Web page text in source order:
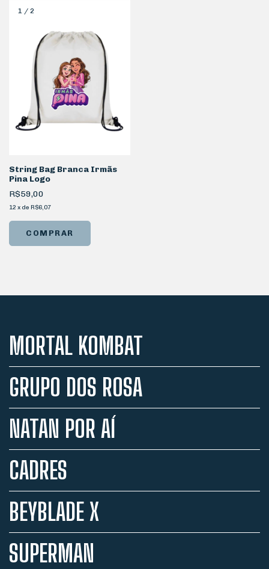
1 / 2
String Bag Branca Irmãs
Pina Logo
R$59,00
12 x de R$6,07
MORTAL KOMBAT
GRUPO DOS ROSA
NATAN POR AÍ
CADRES
BEYBLADE X
SUPERMAN